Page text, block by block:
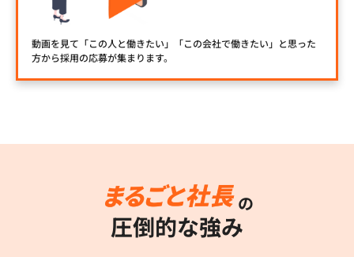
動画を見て「この人と働きたい」「この会社で働きたい」と思った
方から採用の応募が集まります。
の
圧倒的な強み